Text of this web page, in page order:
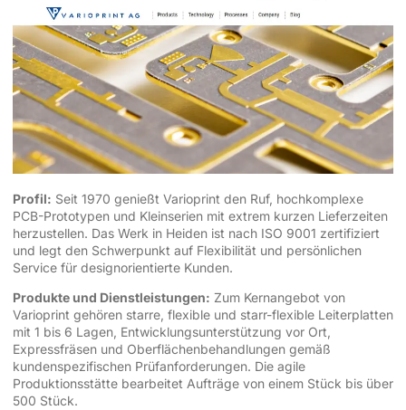
Profil: Seit 1970 genießt Varioprint den Ruf, hochkomplexe
PCB-Prototypen und Kleinserien mit extrem kurzen Lieferzeiten
herzustellen. Das Werk in Heiden ist nach ISO 9001 zertifiziert
und legt den Schwerpunkt auf Flexibilität und persönlichen
Service für designorientierte Kunden.
Produkte und Dienstleistungen: Zum Kernangebot von
Varioprint gehören starre, flexible und starr-flexible Leiterplatten
mit 1 bis 6 Lagen, Entwicklungsunterstützung vor Ort,
Expressfräsen und Oberflächenbehandlungen gemäß
kundenspezifischen Prüfanforderungen. Die agile
Produktionsstätte bearbeitet Aufträge von einem Stück bis über
500 Stück.